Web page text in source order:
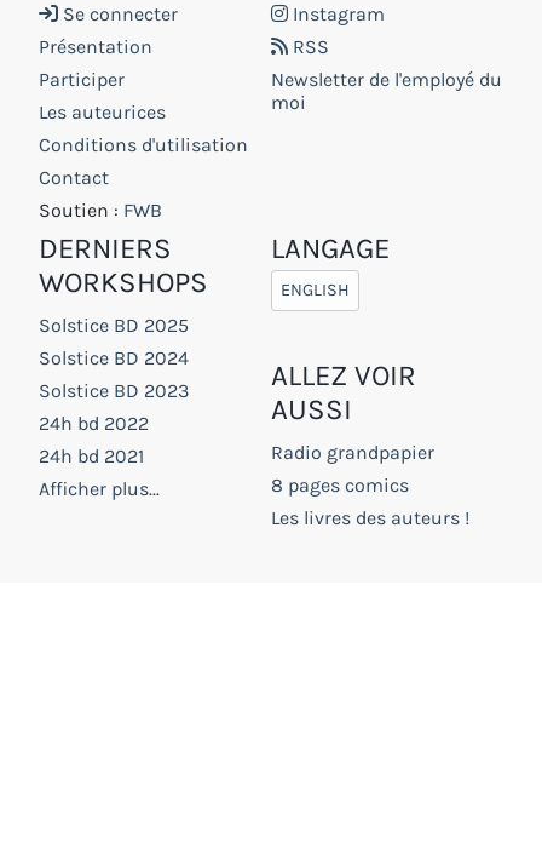
Se connecter
Présentation
Participer
Les auteurices
Conditions d'utilisation
Contact
Soutien : FWB
Instagram
RSS
Newsletter de l'employé du
moi
DERNIERS
WORKSHOPS
Solstice BD 2025
Solstice BD 2024
Solstice BD 2023
24h bd 2022
24h bd 2021
Afficher plus...
LANGAGE
ENGLISH
ALLEZ VOIR
AUSSI
Radio grandpapier
8 pages comics
Les livres des auteurs !